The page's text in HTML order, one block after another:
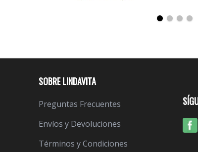
SOBRE LINDAVITA
Preguntas Frecuentes
Envíos y Devoluciones
Términos y Condiciones